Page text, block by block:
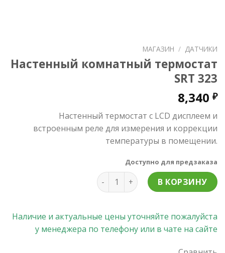
МАГАЗИН / ДАТЧИКИ
Настенный комнатный термостат
SRT 323
8,340 ₽
Настенный термостат с LCD дисплеем и
встроенным реле для измерения и коррекции
температуры в помещении.
Доступно для предзаказа
Количество товара Настенный
В КОРЗИНУ
Наличие и актуальные цены уточняйте пожалуйста
у менеджера по телефону или в чате на сайте